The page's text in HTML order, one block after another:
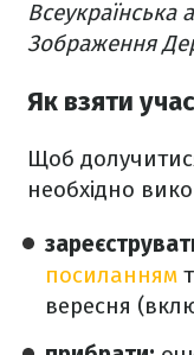
Всеукраїнська
Зображення
Як взяти
Щоб
необхідно
посиланням
вересня